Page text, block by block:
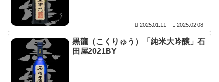
2025.01.11 2025.02.08
黒龍（こくりゅう）「純米大吟醸」石
田屋2021BY